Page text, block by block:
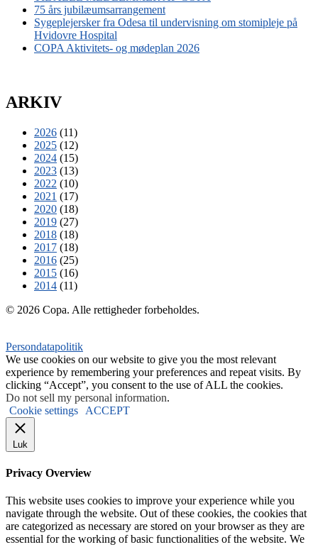
75 års jubilæumsarrangement
Sygeplejersker fra Odesa til undervisning om stomipleje på
Hvidovre Hospital
COPA Aktivitets- og mødeplan 2026
ARKIV
2026 (11)
2025 (12)
2024 (15)
2023 (13)
2022 (10)
2021 (17)
2020 (18)
2019 (27)
2018 (18)
2017 (18)
2016 (25)
2015 (16)
2014 (11)
© 2026 Copa. Alle rettigheder forbeholdes.
Persondatapolitik
We use cookies on our website to give you the most relevant
experience by remembering your preferences and repeat visits. By
clicking “Accept”, you consent to the use of ALL the cookies.
Do not sell my personal information.
Cookie settings
ACCEPT
Luk
Privacy Overview
This website uses cookies to improve your experience while you
navigate through the website. Out of these cookies, the cookies that
are categorized as necessary are stored on your browser as they are
essential for the working of basic functionalities of the website. We